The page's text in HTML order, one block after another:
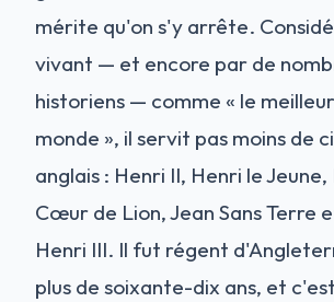
mérite qu'on s'y arrête.
vivant — et encore par de
historiens — comme « le
monde », il servit pas moins de
anglais : Henri II, Henri le Jeune,
Cœur de Lion, Jean Sans Terre
Henri III. Il fut régent
plus de soixante-dix ans, et